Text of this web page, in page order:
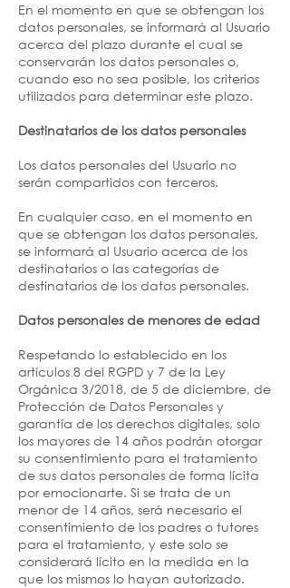
En el momento en que se obtengan los
datos personales, se informará al Usuario
acerca del plazo durante el cual se
conservarán los datos personales o,
cuando eso no sea posible, los criterios
utilizados para determinar este plazo.
Destinatarios de los datos personales
Los datos personales del Usuario no
serán compartidos con terceros.
En cualquier caso, en el momento en
que se obtengan los datos personales,
se informará al Usuario acerca de los
destinatarios o las categorías de
destinatarios de los datos personales.
Datos personales de menores de edad
Respetando lo establecido en los
artículos 8 del RGPD y 7 de la Ley
Orgánica 3/2018, de 5 de diciembre, de
Protección de Datos Personales y
garantía de los derechos digitales, solo
los mayores de 14 años podrán otorgar
su consentimiento para el tratamiento
de sus datos personales de forma lícita
por emocionarte. Si se trata de un
menor de 14 años, será necesario el
consentimiento de los padres o tutores
para el tratamiento, y este solo se
considerará lícito en la medida en la
que los mismos lo hayan autorizado.